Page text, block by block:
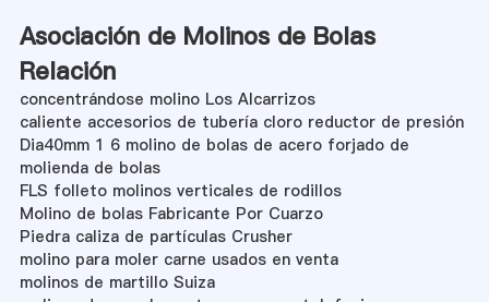
Asociación de Molinos de Bolas
Relación
concentrándose molino Los Alcarrizos
caliente accesorios de tubería cloro reductor de presión
Dia40mm 1 6 molino de bolas de acero forjado de
molienda de bolas
FLS folleto molinos verticales de rodillos
Molino de bolas Fabricante Por Cuarzo
Piedra caliza de partículas Crusher
molino para moler carne usados en venta
molinos de martillo Suiza